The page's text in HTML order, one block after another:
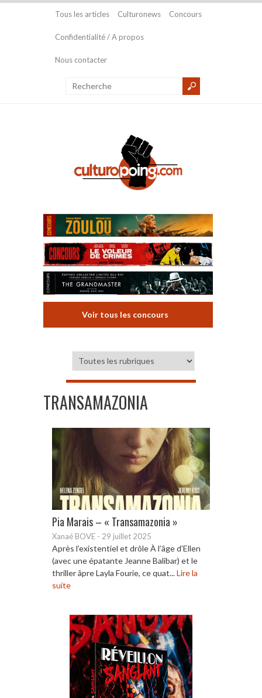
Tous les articles Culturonews Concours
Confidentialité / A propos
Nous contacter
Voir tous les concours
TRANSAMAZONIA
Pia Marais – « Transamazonia »
Xanaé BOVE - 29 juillet 2025
Après l’existentiel et drôle À l’âge d’Ellen
(avec une épatante Jeanne Balibar) et le
thriller âpre Layla Fourie, ce quat...Lire la
suite